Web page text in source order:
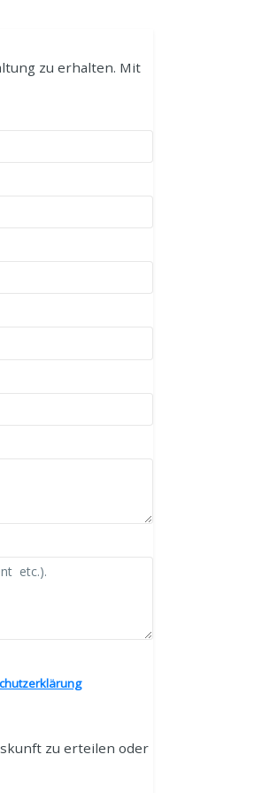
zu erhalten. Mit
zu erteilen oder